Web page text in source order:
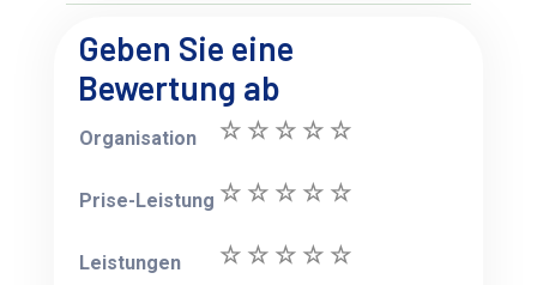
Geben Sie eine
Bewertung ab
Organisation
Prise-Leistung
Leistungen